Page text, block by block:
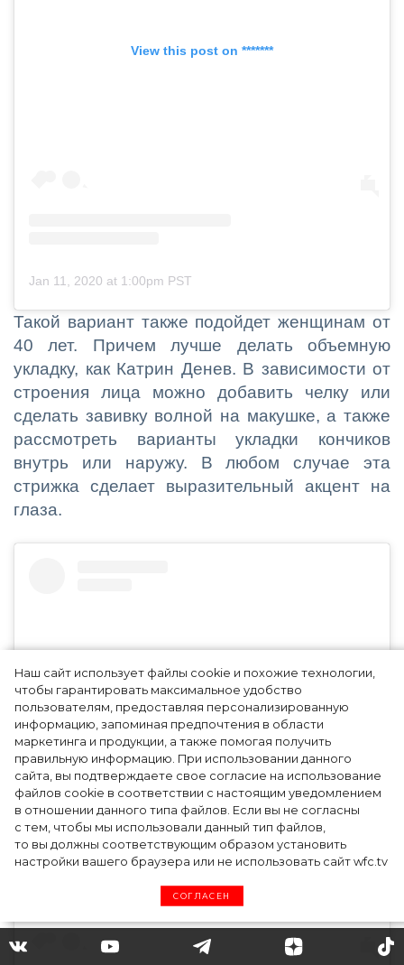
Наш сайт использует файлы cookie и похожие технологии,
чтобы гарантировать максимальное удобство
пользователям, предоставляя персонализированную
информацию, запоминая предпочтения в области
маркетинга и продукции, а также помогая получить
правильную информацию. При использовании данного
сайта, вы подтверждаете свое согласие на использование
файлов cookie в соответствии с настоящим уведомлением
в отношении данного типа файлов. Если вы не согласны
с тем, чтобы мы использовали данный тип файлов,
то вы должны соответствующим образом установить
настройки вашего браузера или не использовать сайт wfc.tv
СОГЛАСЕН
View this post on *******
Jan 11, 2020 at 1:00pm PST
Такой вариант также подойдет женщинам от
40 лет. Причем лучше делать объемную
укладку, как Катрин Денев. В зависимости от
строения лица можно добавить челку или
сделать завивку волной на макушке, а также
рассмотреть варианты укладки кончиков
внутрь или наружу. В любом случае эта
стрижка сделает выразительный акцент на
глаза.
View this post on *******